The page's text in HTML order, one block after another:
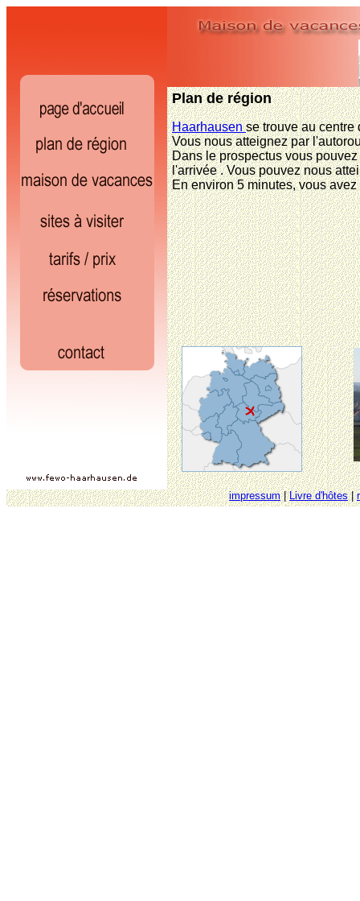
Plan de région
Haarhausense trouve au centre
Vous nous atteignez par
Dans le prospectus vous
l'arrivée . Vous pouvez nous
En environ 5 minutes, vous
impressum|Livre d'hôtes|